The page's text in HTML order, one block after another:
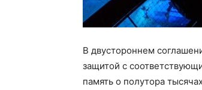
В двустороннем
защитой с
память о полутора